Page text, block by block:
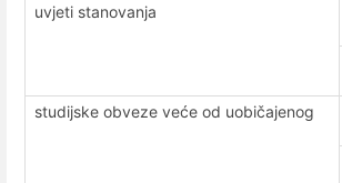
uvjeti stanovanja
studijske obveze veće od uobičajenog